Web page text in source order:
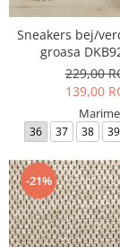
Sneakers bej/
groasa
229,00
139,00
36 37 38 39
-21%